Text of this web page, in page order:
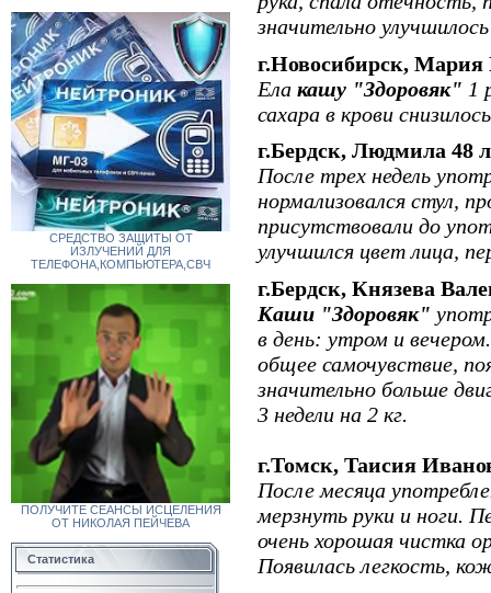
СРЕДСТВО ЗАЩИТЫ ОТ
ИЗЛУЧЕНИЙ ДЛЯ
ТЕЛЕФОНА,КОМПЬЮТЕРА,СВЧ
ПОЛУЧИТЕ СЕАНСЫ ИСЦЕЛЕНИЯ
ОТ НИКОЛАЯ ПЕЙЧЕВА
Статистика
значительно
г.Новосибирск, Мария
Ела кашу "Здоровяк" 1
сахара в крови
г.Бердск, Людмила 48
После трех недель
нормализовался стул,
присутствовали до
улучшился цвет лица,
г.Бердск, Князева
Каши "Здоровяк"
в день: утром и
общее самочувствие,
значительно больше
3 недели на 2 кг.
г.Томск, Таисия
После месяца
мерзнуть руки и ноги.
очень хорошая чистка
Появилась легкость,